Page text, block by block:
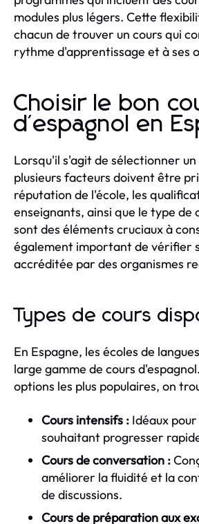
modules plus légers. Cette
chacun de trouver un cours qui
rythme d'apprentissage et à ses
Choisir le bon
d'espagnol en
Lorsqu'il s'agit de sélectionner
plusieurs facteurs doivent être
réputation de l'école, les
enseignants, ainsi que le type de
sont des éléments cruciaux à
également important de vérifier
accréditée par des organismes
Types de cours
En Espagne, les écoles de
large gamme de cours
options les plus populaires, on
Cours intensifs : Idéaux
souhaitant progresser
Cours de conversation :
améliorer la fluidité et la
de discussions.
Cours de préparation aux